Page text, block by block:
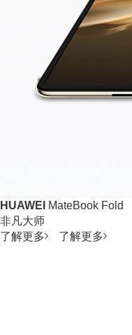
HUAWEI
MateBook Fold
非凡大师
了解更多
了解更多